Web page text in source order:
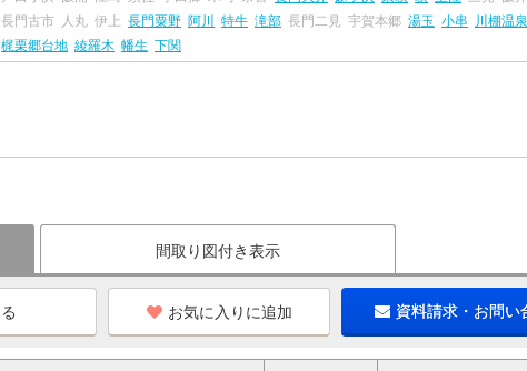
長門古市 人丸 伊上 長門粟野 阿川 特牛 滝部 長門二見 宇賀本郷 湯玉 小串 川棚温泉
梶栗郷台地 綾羅木 幡生 下関
間取り図付き表示
お気に入りに追加 資料請求・お問い